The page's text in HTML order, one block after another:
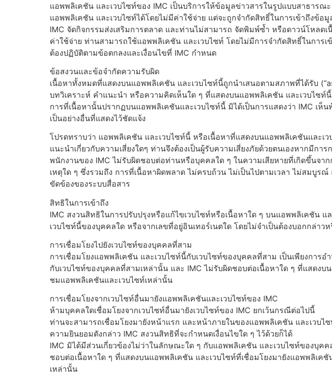
แอพพลิเคชัน และเวบไซท์ของ IMC เป็นบริการให้ข้อมูลข่าวสารในรูปแบบสาธาร
แอพพลิเคชัน และเวบไซท์ได้โดยไม่มีค่าใช้จ่าย แต่จะถูกจำกัดสิทธิ์ในการเข้าถึงข้
IMC จัดกิจกรรมส่งเสริมการตลาด และท่านไม่สามารถ จัดพิมพ์ซ้ำ หรือดาวน์โหล
ค่าใช้จ่าย ท่านสามารถใช้แอพพลิเคชัน และเวบไซท์ โดยไม่มีการจำกัดสิทธิ์ในกา
ต้องปฏิบัติตามข้อตกลงและเงื่อนไขที่ IMC กำหนด
ข้อสงวนและข้อจำกัดความรับผิด
เนื้อหาทั้งหมดที่แสดงบนแอพพลิเคชัน และเวบไซท์นี้ถูกนำเสนอตามสภาพที่ได้รับ
บทวิเคราะห์ คำแนะนำ หรือความคิดเห็นใด ๆ ที่แสดงบนแอพพลิเคชัน และเวบไซ
การที่เนื้อหานั้นปรากฏบนแอพพลิเคชันและเวบไซท์นี้ มิได้เป็นการแสดงว่า IMC เ
เป็นอย่างอื่นที่แสดงไว้ชัดแจ้ง
โปรดทราบว่า แอพพลิเคชัน และเวบไซท์นี้ หรือเนื้อหาที่แสดงบนแอพพลิเคชันและ
แนะนำเกี่ยวกับความเสี่ยงใดๆ ท่านจึงต้องเป็นผู้รับความเสี่ยงภัยด้วยตนเองหากมีก
พนักงานของ IMC ไม่รับผิดชอบต่อท่านหรือบุคคลใด ๆ ในความเสียหายที่เกิดขึ้นจา
เหตุใด ๆ ซึ่งรวมถึง การที่เนื้อหาผิดพลาด ไม่ครบถ้วน ไม่เป็นไปตามเวลา ไม่สมบู
ขัดข้องของระบบสื่อสาร
สิทธิในการเข้าถึง
IMC สงวนสิทธิในการปรับปรุงหรือแก้ไขเวบไซท์หรือเนื้อหาใด ๆ บนแอพพลิเคชัน
เวบไซท์นี้ของบุคคลใด หรือจากเลขที่อยู่อินเทอร์เนตใด โดยไม่จำเป็นต้องบอกกล่าว
การเชื่อมโยงไปยังเวบไซท์ของบุคคลที่สาม
การเชื่อมโยงแอพพลิเคชัน และเวบไซท์นี้กับเวบไซท์ของบุคคลที่สาม เป็นเพียงกา
กับเวบไซท์ของบุคคลที่สามเหล่านั้น และ IMC ไม่รับผิดชอบต่อเนื้อหาใด ๆ ที่แสดง
ชมแอพพลิเคชันและเวบไซท์เหล่านั้น
การเชื่อมโยงจากเวบไซท์อื่นมายังแอพพลิเคชันและเวบไซท์ของ IMC
ห้ามบุคคลใดเชื่อมโยงจากเวบไซท์อื่นมายังเวบไซท์ของ IMC ยกเว้นกรณีต่อไปนี้
ท่านจะสามารถเชื่อมโยงมายังหน้าแรก และหน้าภายในของแอพพลิเคชัน และเวบ
ความยินยอมดังกล่าว IMC สงวนสิทธิที่จะกำหนดเงื่อนไขใด ๆ ไว้ด้วยก็ได้
IMC มิได้มีส่วนเกี่ยวข้องไม่ว่าในลักษณะใด ๆ กับแอพพลิเคชัน และเวบไซท์ของบุค
ชอบต่อเนื้อหาใด ๆ ที่แสดงบนแอพพลิเคชัน และเวบไซท์ที่เชื่อมโยงมายังแอพพลิเค
เหล่านั้น